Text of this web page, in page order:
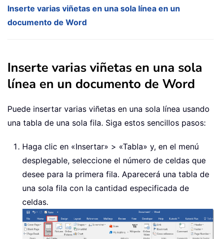
Inserte varias viñetas en una sola línea en un
documento de Word
Inserte varias viñetas en una sola
línea en un documento de Word
Puede insertar varias viñetas en una sola línea usando
una tabla de una sola fila. Siga estos sencillos pasos:
Haga clic en «Insertar» > «Tabla» y, en el menú
desplegable, seleccione el número de celdas que
desee para la primera fila. Aparecerá una tabla de
una sola fila con la cantidad especificada de
celdas.